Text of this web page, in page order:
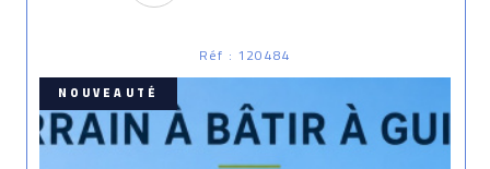
Réf : 120484
NOUVEAUTÉ